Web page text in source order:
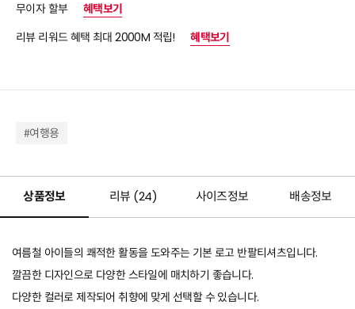
무이자 할부
혜택보기
리뷰 리워드 혜택 최대 2000M 적립!
혜택보기
#여행용
상품정보 리뷰 (24) 사이즈정보 배송정보
여름철 아이들의 쾌적한 활동을 도와주는 기본 로고 반팔티셔츠입니다.
깔끔한 디자인으로 다양한 스타일에 매치하기 좋습니다.
다양한 컬러로 제작되어 취향에 맞게 선택할 수 있습니다.